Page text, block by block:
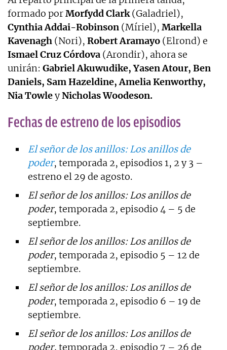
formado porMorfydd Clark(Galadriel),
Cynthia Addai-Robinson (Míriel), Markella
Kavenagh (Nori), Robert Aramayo (Elrond) e
Ismael Cruz Córdova (Arondir), ahora se
unirán: Gabriel Akuwudike, Yasen Atour, Ben
Daniels, Sam Hazeldine, Amelia Kenworthy,
Nia TowleyNicholas Woodeson.
Fechas de estreno de los episodios
El señor de los anillos: Los anillos de
poder, temporada 2, episodios 1, 2 y 3 –
estreno el 29 de agosto.
El señor de los anillos: Los anillos de
poder, temporada 2, episodio 4 – 5 de
septiembre.
El señor de los anillos: Los anillos de
poder, temporada 2, episodio 5 – 12 de
septiembre.
El señor de los anillos: Los anillos de
poder, temporada 2, episodio 6 – 19 de
septiembre.
El señor de los anillos: Los anillos de
poder, temporada 2, episodio 7 – 26 de